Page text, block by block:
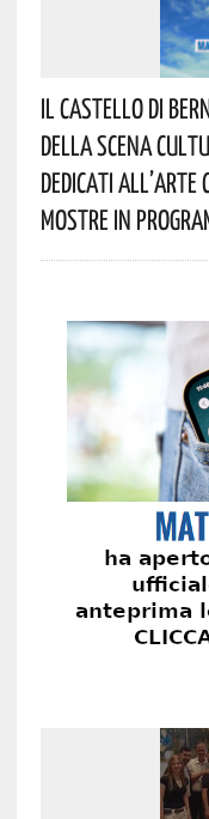
Il Castello Di
Della Scena
Dedicati All’arte
Mostre In